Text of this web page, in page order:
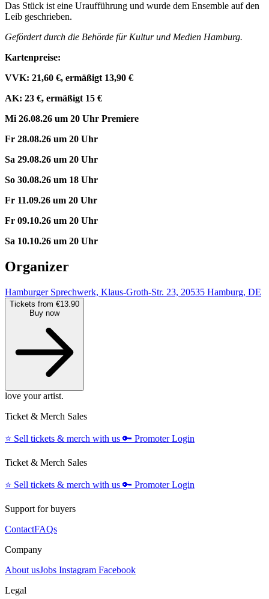
Das Stück ist eine Uraufführung und wurde dem Ensemble auf den
Leib geschrieben.
Gefördert durch die Behörde für Kultur und Medien Hamburg.
Kartenpreise:
VVK: 21,60 €, ermäßigt 13,90 €
AK: 23 €, ermäßigt 15 €
Mi 26.08.26 um 20 Uhr Premiere
Fr 28.08.26 um 20 Uhr
Sa 29.08.26 um 20 Uhr
So 30.08.26 um 18 Uhr
Fr 11.09.26 um 20 Uhr
Fr 09.10.26 um 20 Uhr
Sa 10.10.26 um 20 Uhr
Organizer
Hamburger Sprechwerk, Klaus-Groth-Str. 23, 20535 Hamburg, DE
Tickets from €13.90
Buy now
love your artist.
Ticket & Merch Sales
⭐️ Sell tickets & merch with us 🔑 Promoter Login
Ticket & Merch Sales
⭐️ Sell tickets & merch with us 🔑 Promoter Login
Support for buyers
ContactFAQs
Company
About usJobs Instagram Facebook
Legal